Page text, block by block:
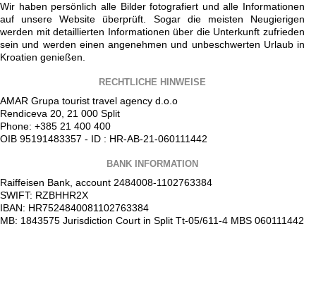
Wir haben persönlich alle Bilder fotografiert und alle Informationen
auf unsere Website überprüft. Sogar die meisten Neugierigen
werden mit detaillierten Informationen über die Unterkunft zufrieden
sein und werden einen angenehmen und unbeschwerten Urlaub in
Kroatien genießen.
RECHTLICHE HINWEISE
AMAR Grupa tourist travel agency d.o.o
Rendiceva 20, 21 000 Split
Phone: +385 21 400 400
OIB 95191483357 - ID : HR-AB-21-060111442
BANK INFORMATION
Raiffeisen Bank, account 2484008-1102763384
SWIFT: RZBHHR2X
IBAN: HR7524840081102763384
MB: 1843575 Jurisdiction Court in Split Tt-05/611-4 MBS 060111442